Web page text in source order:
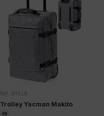
Ref: M1628
Trolley Yacman Makito